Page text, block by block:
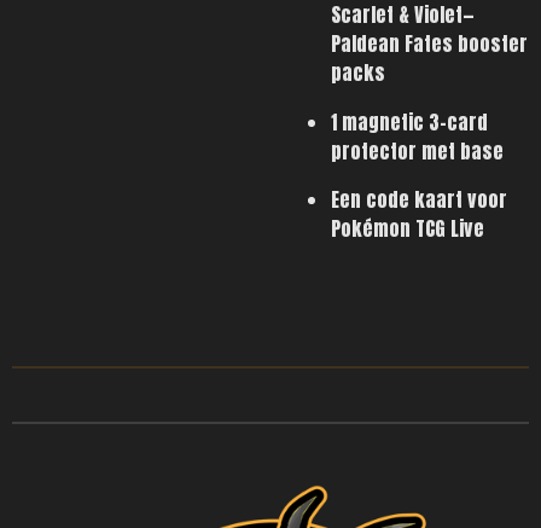
Scarlet & Violet—
Paldean Fates booster
packs
1 magnetic 3-card
protector met base
Een code kaart voor
Pokémon TCG Live